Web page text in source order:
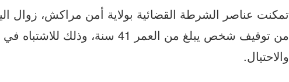
من توقيف شخص يبلغ من العمر 41
والاحتيال.